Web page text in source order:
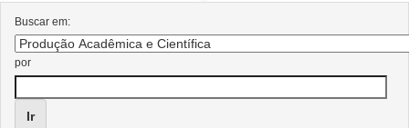
Buscar em:
por